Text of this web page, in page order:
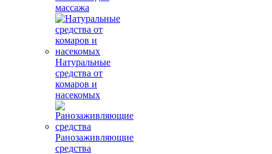
массажа
Натуральные
средства от
комаров и
насекомых
Ранозаживляющие
средства